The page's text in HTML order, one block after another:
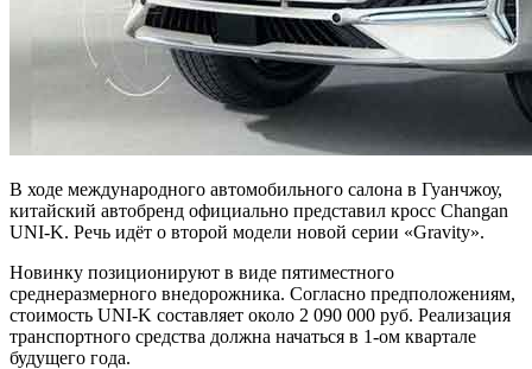
В ходе международного автомобильного салона в Гуанчжоу,
китайский автобренд официально представил кросс Changan
UNI-K. Речь идёт о второй модели новой серии «Gravity».
Новинку позиционируют в виде пятиместного
среднеразмерного внедорожника. Согласно предположениям,
стоимость UNI-K составляет около 2 090 000 руб. Реализация
транспортного средства должна начаться в 1-ом квартале
будущего года.